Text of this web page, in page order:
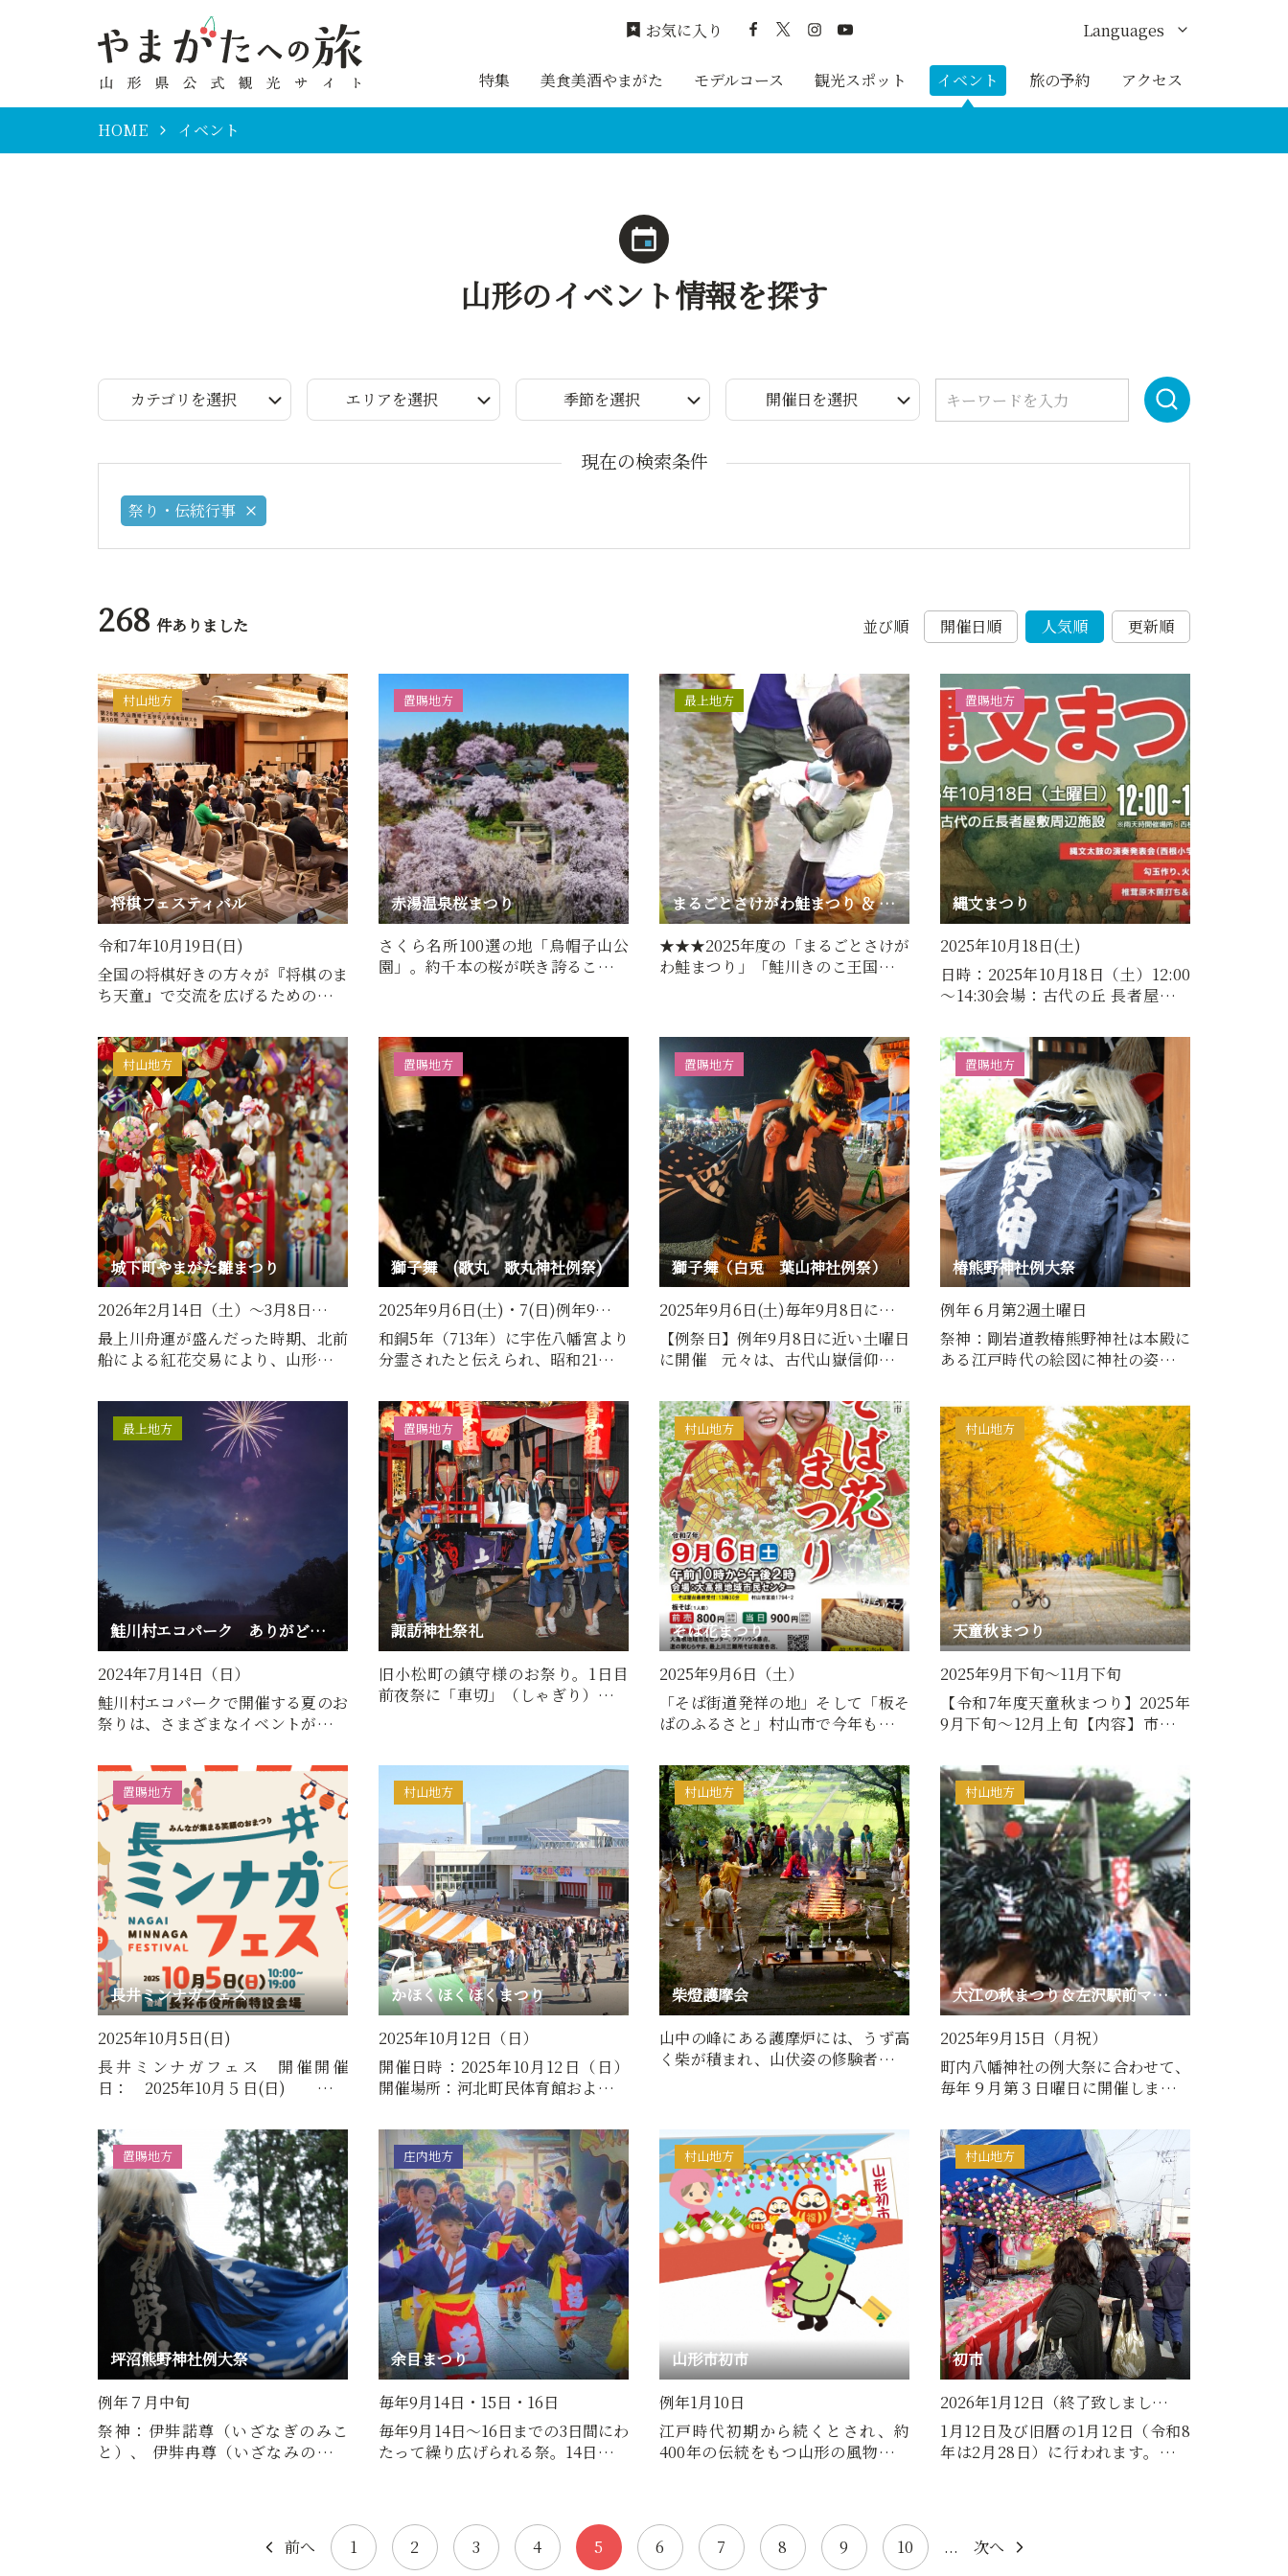
特集 美食美酒やまがた モデルコース 観光スポット イベント 旅の予約 アクセス
お気に入り Languages
English
HOME イベント
山形のイベント情報を探す
カテゴリを選択 エリアを選択 季節を選択 開催日を選択
現在の検索条件
祭り・伝統行事
268 件ありました 並び順 開催日順 人気順 更新順
将棋フェスティバル
村山地方
令和7年10月19日(日)
全国の将棋好きの方々が『将棋のま
ち天童』で交流を広げるためのイベ
赤湯温泉桜まつり
置賜地方
さくら名所100選の地「烏帽子山公
園」。約千本の桜が咲き誇ることか
まるごとさけがわ鮭まつり ＆ 鮭川きのこ王国まつり
最上地方
★★★2025年度の「まるごとさけが
わ鮭まつり」「鮭川きのこ王国まつ
縄文まつり
置賜地方
2025年10月18日(土)
日時：2025年10月18日（土）12:00
～14:30会場：古代の丘 長者屋敷遺
城下町やまがた雛まつり
村山地方
2026年2月14日（土）～3月8日…
最上川舟運が盛んだった時期、北前
船による紅花交易により、山形には
獅子舞 (歌丸 歌丸神社例祭)
置賜地方
2025年9月6日(土)・7(日)例年9…
和銅5年（713年）に宇佐八幡宮より
分霊されたと伝えられ、昭和21年に
獅子舞（白兎 葉山神社例祭）
置賜地方
2025年9月6日(土)毎年9月8日に…
【例祭日】例年9月8日に近い土曜日
に開催 元々は、古代山嶽信仰の山
椿熊野神社例大祭
置賜地方
例年６月第2週土曜日
祭神：剛岩道教椿熊野神社は本殿に
ある江戸時代の絵図に神社の姿が描
鮭川村エコパーク ありがどサマー祭
最上地方
2024年7月14日（日）
鮭川村エコパークで開催する夏のお
祭りは、さまざまなイベントが盛り
諏訪神社祭礼
置賜地方
旧小松町の鎮守様のお祭り。1日目
前夜祭に「車切」（しゃぎり）と呼
そば花まつり
村山地方
2025年9月6日（土）
「そば街道発祥の地」そして「板そ
ばのふるさと」村山市で今年もそば
天童秋まつり
村山地方
2025年9月下旬～11月下旬
【令和7年度天童秋まつり】2025年
9月下旬～12月上旬【内容】市内各
長井ミンナガフェス
置賜地方
2025年10月5日(日)
長井ミンナガフェス 開催開催
日： 2025年10月５日(日) 開催
かほくほくほくまつり
村山地方
2025年10月12日（日）
開催日時：2025年10月12日（日）
開催場所：河北町民体育館およびそ
柴燈護摩会
村山地方
山中の峰にある護摩炉には、うず高
く柴が積まれ、山伏姿の修験者が本
大江の秋まつり＆左沢駅前マルシェ
村山地方
2025年9月15日（月祝）
町内八幡神社の例大祭に合わせて、
毎年９月第３日曜日に開催します。
坪沼熊野神社例大祭
置賜地方
例年７月中旬
祭神：伊弉諾尊（いざなぎのみこ
と）、 伊弉冉尊（いざなみのみこ
余目まつり
庄内地方
毎年9月14日・15日・16日
毎年9月14日～16日までの3日間にわ
たって繰り広げられる祭。14日前夜
山形市初市
村山地方
例年1月10日
江戸時代初期から続くとされ、約
400年の伝統をもつ山形の風物詩。
初市
村山地方
2026年1月12日（終了致しまし…
1月12日及び旧暦の1月12日（令和8
年は2月28日）に行われます。縁起
前へ 1 2 3 4 5 6 7 8 9 10 ... 次へ